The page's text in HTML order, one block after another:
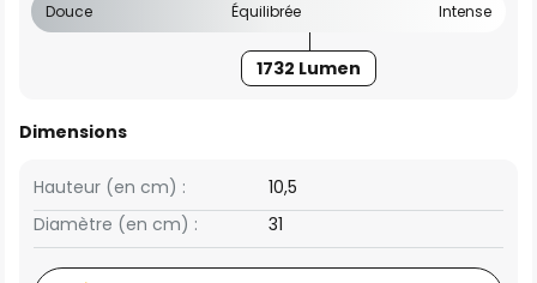
Douce Équilibrée Intense
1732 Lumen
Dimensions
Hauteur (en cm) :
10,5
Diamètre (en cm) :
31